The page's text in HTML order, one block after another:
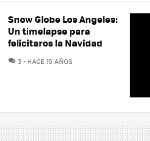
Snow Globe Los Angeles:
Un timelapse para
felicitaros la Navidad
3 COMENTARIOS
HACE 15 AÑOS